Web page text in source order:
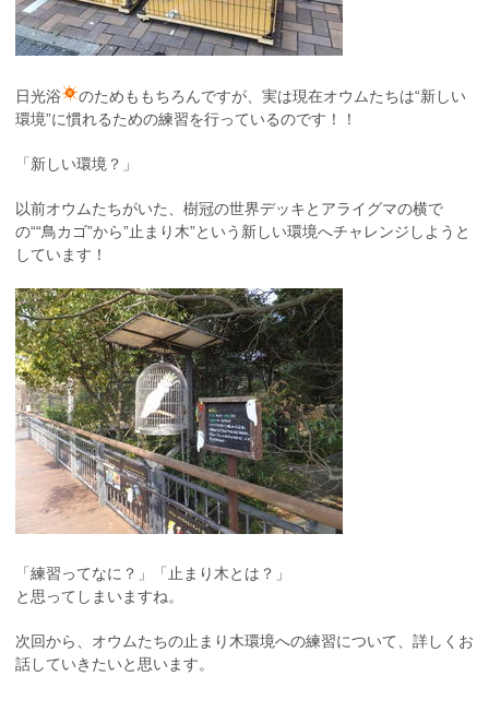
日光浴
のためももちろんですが、実は現在オウムたちは“新しい
環境”に慣れるための練習を行っているのです！！
「新しい環境？」
以前オウムたちがいた、樹冠の世界デッキとアライグマの横で
の““鳥カゴ”から”止まり木”という新しい環境へチャレンジしようと
しています！
「練習ってなに？」「止まり木とは？」
と思ってしまいますね。
次回から、オウムたちの止まり木環境への練習について、詳しくお
話していきたいと思います。